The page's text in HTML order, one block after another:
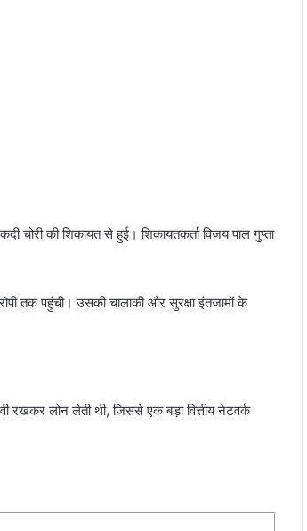
की शिकायत से हुई। शिकायतकर्ता विजय पाल गुप्ता
तक पहुंची। उसकी चालाकी और सुरक्षा इंतजामों के
रखकर लोन लेती थी, जिससे एक बड़ा वित्तीय नेटवर्क